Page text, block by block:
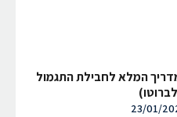
המלא לחבילת התגמול
23/01/